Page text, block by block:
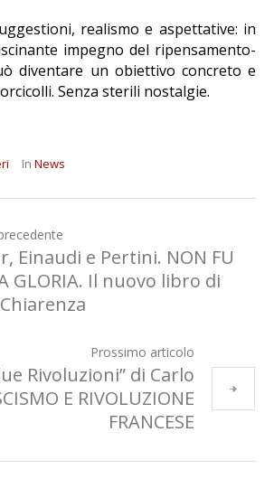
realismo e aspettative: in
impegno del ripensamento-
diventare un obiettivo concreto e
Senza sterili nostalgie.
In News
Einaudi e Pertini. NON FU
GLORIA. Il nuovo libro di
Prossimo articolo
Rivoluzioni” di Carlo
E RIVOLUZIONE
FRANCESE